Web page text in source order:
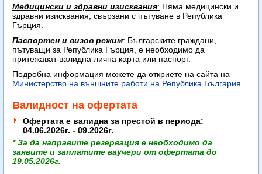
Медицински и здравни изисквания: Няма медицински и
здравни изисквания, свързани с пътуване в Република
Гърция.
Паспортен и визов режим: Българските граждани,
пътуващи за Република Гърция, е необходимо да
притежават валидна лична карта или паспорт.
Подробна информация можете да откриете на сайта на
Министерство на външните работи на Република България.
Валидност на офертата
Офертата е валидна за престой в периода:
04.06.2026г. - 09.2026г.
* За да направите резервация е необходимо да
заявите и заплатите ваучери от офертата до
19.05.2026г.